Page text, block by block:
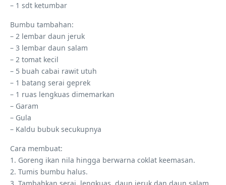
– 1 sdt ketumbar
Bumbu tambahan:
– 2 lembar daun jeruk
– 3 lembar daun salam
– 2 tomat kecil
– 5 buah cabai rawit utuh
– 1 batang serai geprek
– 1 ruas lengkuas dimemarkan
– Garam
– Gula
– Kaldu bubuk secukupnya
Cara membuat:
1. Goreng ikan nila hingga berwarna coklat keemasan.
2. Tumis bumbu halus.